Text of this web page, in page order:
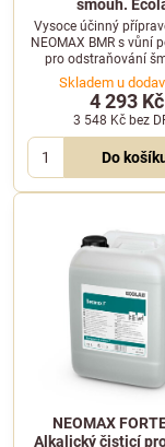
šmouh.
Vysoce účinný
NEOMAX BMR s vůní
pro odstraňování
gumy, pneumatik a
podlahových krytin.
Skladem u
4 293 Kč
3 548 Kč bez
Do
NEOMAX
Alkalický čisticí